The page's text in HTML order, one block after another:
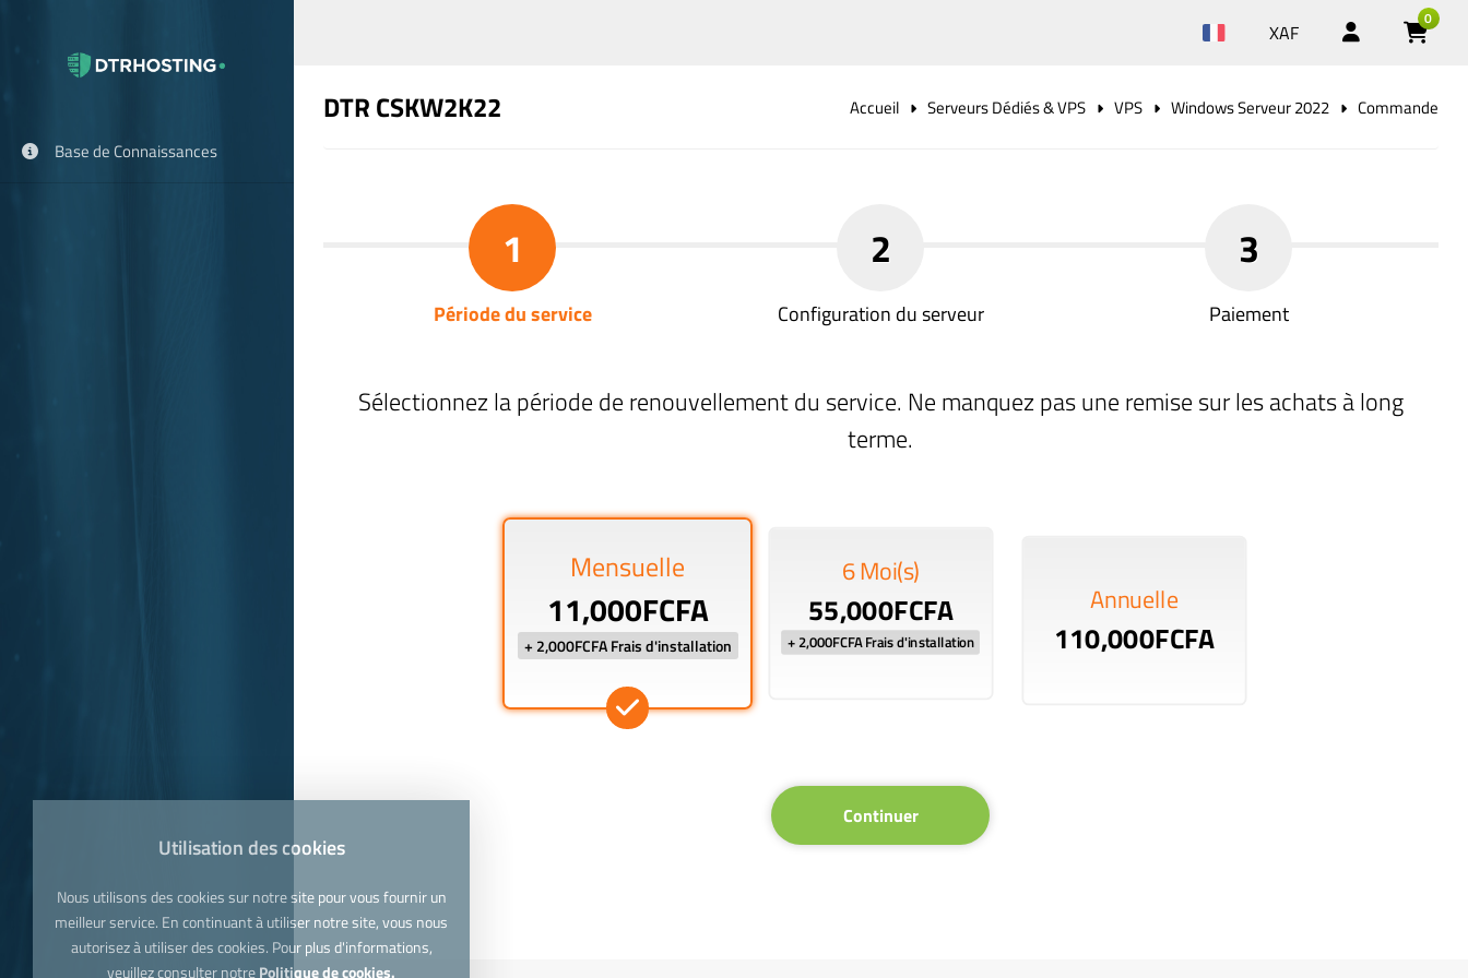
XAF
0
DTR CSKW2K22 Accueil Serveurs Dédiés & VPS VPS Windows Serveur 2022 Commande
1
Période du service
2
Configuration du serveur
3
Paiement
Sélectionnez la période de renouvellement du service. Ne manquez pas une remise sur les achats à long
terme.
Mensuelle
11,000FCFA
+ 2,000FCFA Frais d'installation
6 Moi(s)
55,000FCFA
+ 2,000FCFA Frais d'installation
Annuelle
110,000FCFA
Continuer
Base de Connaissances
Utilisation des cookies
Nous utilisons des cookies sur notre site pour vous fournir un
meilleur service. En continuant à utiliser notre site, vous nous
autorisez à utiliser des cookies. Pour plus d'informations,
veuillez consulter notrePolitique de cookies.